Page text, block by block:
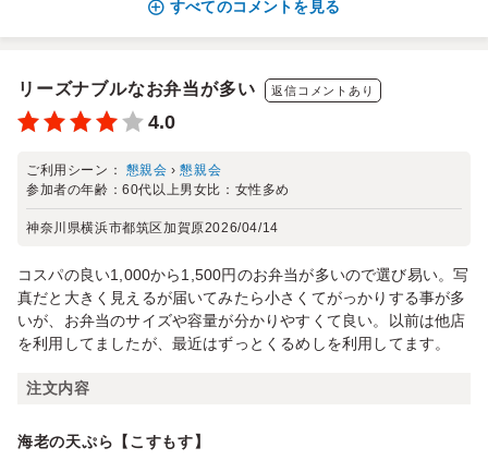
すべてのコメントを見る
リーズナブルなお弁当が多い 返信コメントあり
4.0
ご利用シーン： 懇親会 ›懇親会
参加者の年齢：60代以上男女比： 女性多め
神奈川県横浜市都筑区加賀原2026/04/14
コスパの良い1,000から1,500円のお弁当が多いので選び易い。写
真だと大きく見えるが届いてみたら小さくてがっかりする事が多
いが、お弁当のサイズや容量が分かりやすくて良い。以前は他店
を利用してましたが、最近はずっとくるめしを利用してます。
注文内容
海老の天ぷら【こすもす】